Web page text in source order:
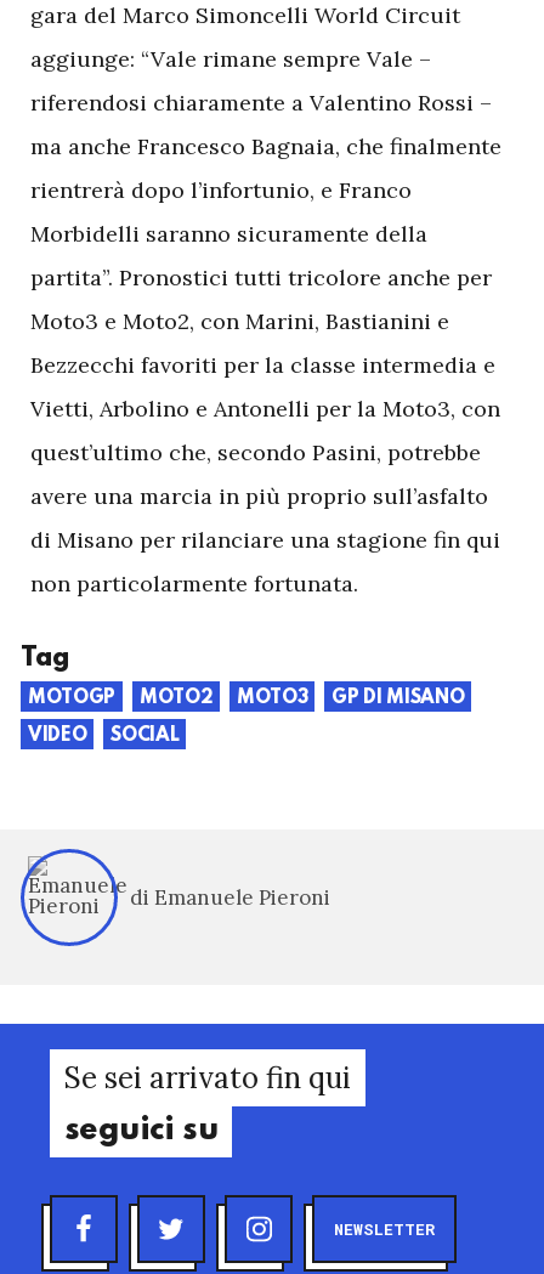
gara del Marco Simoncelli World Circuit
aggiunge: “Vale rimane sempre Vale –
riferendosi chiaramente a Valentino Rossi –
ma anche Francesco Bagnaia, che finalmente
rientrerà dopo l’infortunio, e Franco
Morbidelli saranno sicuramente della
partita”. Pronostici tutti tricolore anche per
Moto3 e Moto2, con Marini, Bastianini e
Bezzecchi favoriti per la classe intermedia e
Vietti, Arbolino e Antonelli per la Moto3, con
quest’ultimo che, secondo Pasini, potrebbe
avere una marcia in più proprio sull’asfalto
di Misano per rilanciare una stagione fin qui
non particolarmente fortunata.
Tag
MOTOGP MOTO2 MOTO3
GP DI MISANO
VIDEO
SOCIAL
di Emanuele Pieroni
Se sei arrivato fin qui
seguici su
NEWSLETTER